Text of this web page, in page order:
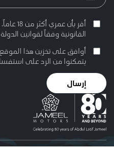
أقر بأن
القانونية وفقاً لقوانين
أوافق على تخزين هذا
يتمكنوا من الرد على
إرسال